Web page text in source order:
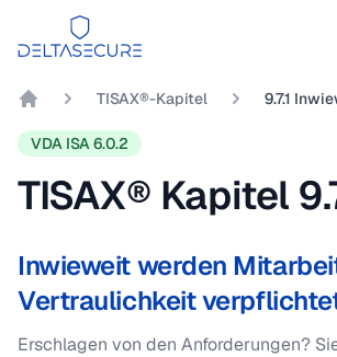
DeltaSecure
TISAX®-Kapitel
VDA ISA 6.0.2
TISAX® Kapitel
Inwieweit werden
Vertraulichkeit
Erschlagen von den Anforderungen?